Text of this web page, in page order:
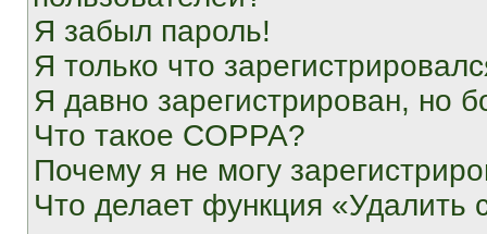
Я забыл пароль!
Я только что
Я давно зарегистрирован, но
Что такое COPPA?
Почему я не могу
Что делает функция «Удалить